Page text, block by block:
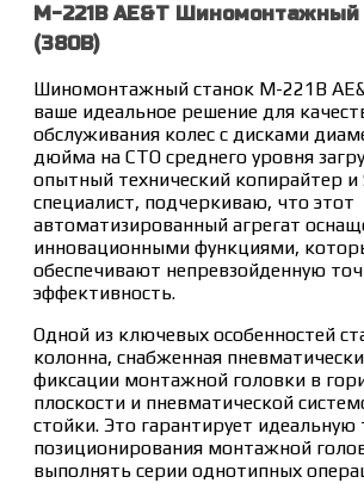
M-221B AE&T Шиномонтажный
(380В)
Шиномонтажный станок M-221B
ваше идеальное решение для
обслуживания колес с дисками
дюйма на СТО среднего уровня
опытный технический копирайтер и
специалист, подчеркиваю, что этот
автоматизированный агрегат
инновационными функциями,
обеспечивают непревзойденную
эффективность.
Одной из ключевых особенностей
колонна, снабженная
фиксации монтажной головки в
плоскости и пневматической
стойки. Это гарантирует идеальную
позиционирования монтажной
выполнять серии однотипных